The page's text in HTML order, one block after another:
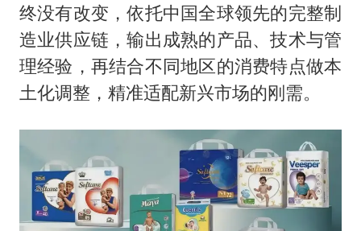
终没有改变，依托中国全球领先的完整制
造业供应链，输出成熟的产品、技术与管
理经验，再结合不同地区的消费特点做本
土化调整，精准适配新兴市场的刚需。